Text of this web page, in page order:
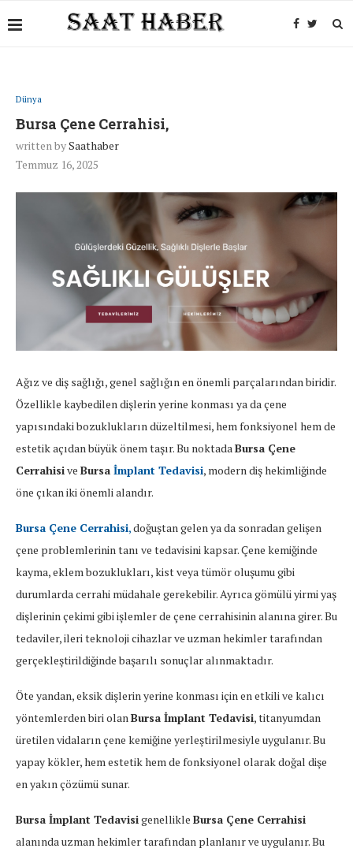
Dünya
Bursa Çene Cerrahisi,
written bySaathaber
Temmuz 16, 2025
Ağız ve diş sağlığı, genel sağlığın en önemli parçalarından biridir.
Özellikle kaybedilen dişlerin yerine konması ya da çene
yapısındaki bozuklukların düzeltilmesi, hem fonksiyonel hem de
estetik açıdan büyük önem taşır. Bu noktada Bursa Çene
Cerrahisive Bursa İmplant Tedavisi, modern diş hekimliğinde
öne çıkan iki önemli alandır.
Bursa Çene Cerrahisi,doğuştan gelen ya da sonradan gelişen
çene problemlerinin tanı ve tedavisini kapsar. Çene kemiğinde
kayma, eklem bozuklukları, kist veya tümör oluşumu gibi
durumlarda cerrahi müdahale gerekebilir. Ayrıca gömülü yirmi yaş
dişlerinin çekimi gibi işlemler de çene cerrahisinin alanına girer. Bu
tedaviler, ileri teknoloji cihazlar ve uzman hekimler tarafından
gerçekleştirildiğinde başarılı sonuçlar alınmaktadır.
Öte yandan, eksik dişlerin yerine konması için en etkili ve kalıcı
yöntemlerden biri olan Bursa İmplant Tedavisi, titanyumdan
üretilen vidaların çene kemiğine yerleştirilmesiyle uygulanır. Bu
yapay kökler, hem estetik hem de fonksiyonel olarak doğal dişe
en yakın çözümü sunar.
Bursa İmplant Tedavisigenellikle Bursa Çene Cerrahisi
alanında uzman hekimler tarafından planlanır ve uygulanır. Bu